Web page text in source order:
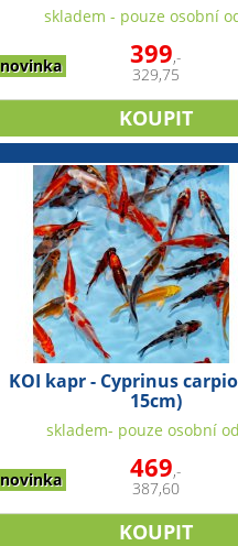
novinka
skladem - pouze osobní
399,-
329,75
KOI kapr - Cyprinus
15cm)
novinka
skladem- pouze osobní
469,-
387,60